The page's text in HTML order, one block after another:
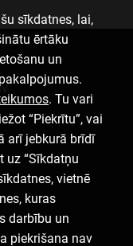
sīkdatnes, lai,
ērtāku
un
. Tu vari
“Piekrītu”, vai
arī jebkurā brīdī
uz “Sīkdatņu
vietnē
kuras
darbību un
piekrišana nav